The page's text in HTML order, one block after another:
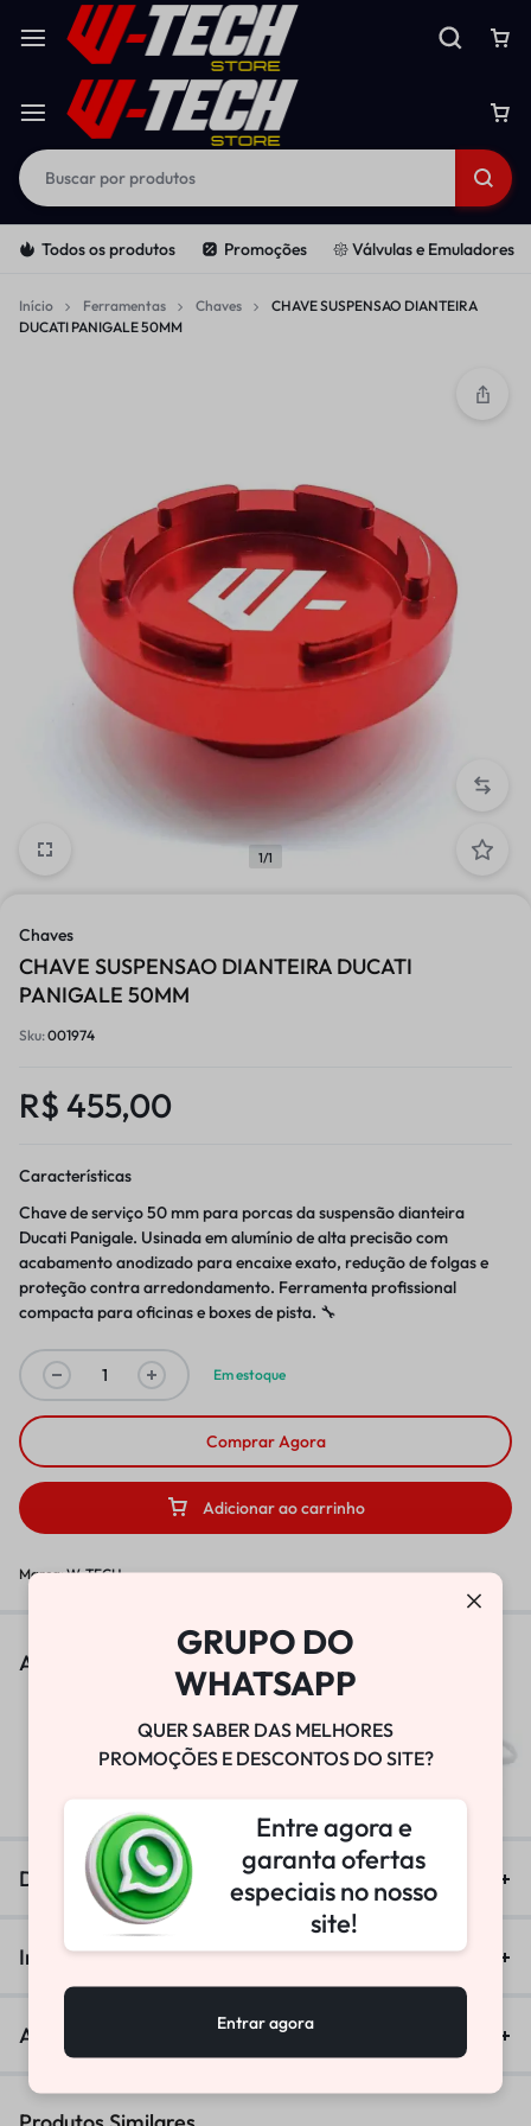
Todos os produtos Promoções 𑁍 Válvulas e Emuladores
Início Ferramentas Chaves
CHAVE SUSPENSAO DIANTEIRA
DUCATI PANIGALE 50MM
1/1
Chaves
CHAVE SUSPENSAO DIANTEIRA DUCATI
PANIGALE 50MM
Sku:001974
R$ 455,00
Características
Chave de serviço 50 mm para porcas da suspensão dianteira
Ducati Panigale. Usinada em alumínio de alta precisão com
acabamento anodizado para encaixe exato, redução de folgas e
proteção contra arredondamento. Ferramenta profissional
compacta para oficinas e boxes de pista. 🔧
Em estoque
Adicionar ao carrinho
Comprar Agora
Marca:W-TECH
As pessoas também viram
BOMBA DE VÁCUO
Descrição
Informação adicional
Avaliações (0)
GRUPO DO
WHATSAPP
QUER SABER DAS MELHORES
PROMOÇÕES E DESCONTOS DO SITE?
Entre agora e
garanta ofertas
especiais no nosso
site!
Entrar agora